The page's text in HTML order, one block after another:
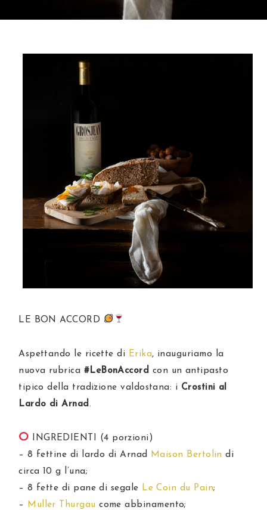
LE BON ACCORD
Aspettando le ricette di Erika, inauguriamo la
nuova rubrica #LeBonAccord con un antipasto
tipico della tradizione valdostana: i Crostini al
Lardo di Arnad.
INGREDIENTI (4 porzioni)
– 8 fettine di lardo di Arnad
Maison Bertolin di
circa 10 g l’una;
– 8 fette di pane di segale Le Coin du Pain;
–
Muller Thurgau come abbinamento;